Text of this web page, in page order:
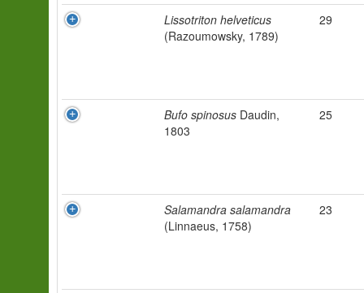
Lissotriton helveticus
(Razoumowsky, 1789)
29
Bufo spinosus Daudin,
1803
25
Salamandra salamandra
(Linnaeus, 1758)
23